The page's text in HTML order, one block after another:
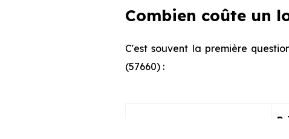
Combien coûte un
C'est souvent la première
(57660) :